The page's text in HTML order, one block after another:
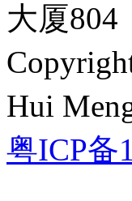
大厦804
Hui
粤ICP备